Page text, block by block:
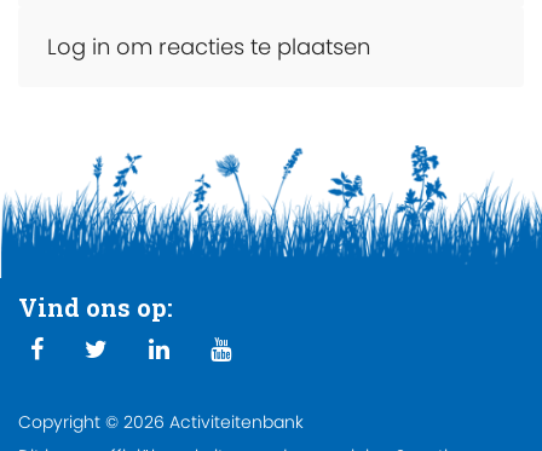
Log in om reacties te plaatsen
Vind ons op:
Copyright © 2026 Activiteitenbank